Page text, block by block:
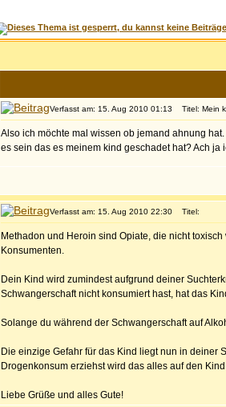
Verfasst am: 15. Aug 2010 01:13 Titel: Mein
Also ich möchte mal wissen ob jemand ahnung
es sein das es meinem kind geschadet hat? Ach ja
Verfasst am: 15. Aug 2010 22:30 Titel:
Methadon und Heroin sind Opiate, die nicht
Konsumenten.
Dein Kind wird zumindest aufgrund deiner
Schwangerschaft nicht konsumiert hast, hat das
Solange du während der Schwangerschaft auf
Die einzige Gefahr für das Kind liegt nun in deiner
Drogenkonsum erziehst wird das alles auf den
Liebe Grüße und alles Gute!